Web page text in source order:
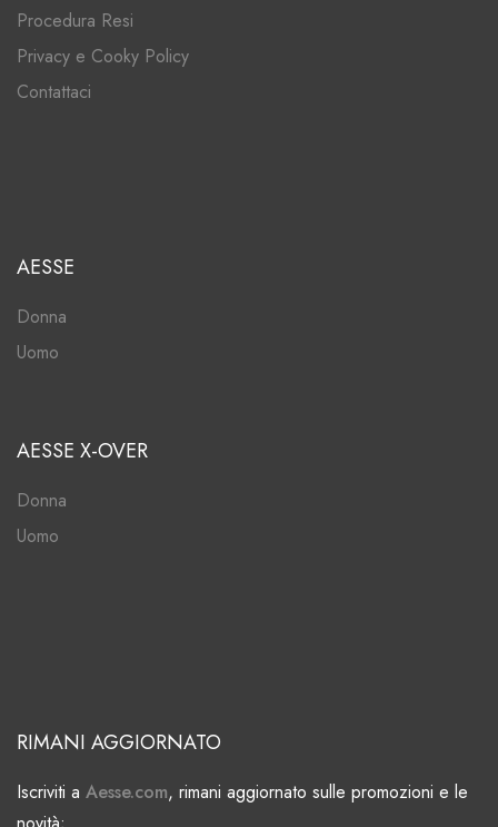
Procedura Resi
Privacy e Cooky Policy
Contattaci
AESSE
Donna
Uomo
AESSE X-OVER
Donna
Uomo
RIMANI AGGIORNATO
Iscriviti a Aesse.com, rimani aggiornato sulle promozioni e le